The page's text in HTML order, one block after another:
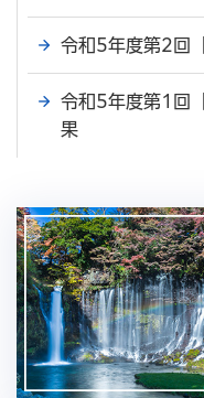
令和5年度第2回
令和5年度第1回
果